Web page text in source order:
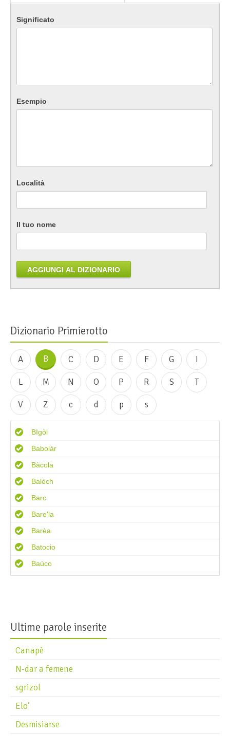
Significato
Esempio
Località
Il tuo nome
AGGIUNGI AL DIZIONARIO
Dizionario Primierotto
A B C D E F G I
L M N O P R S T
V Z c d p s
BIgòl
Babolàr
Bàcola
Balèch
Barc
Bare'la
Barèa
Batocio
Baùco
Blaga
Boaža
Boiàca
Bolsegar
Bonegio
Brenta
Ultime parole inserite
Canapè
N-dar a femene
sgrizol
Elo'
Desmisiarse